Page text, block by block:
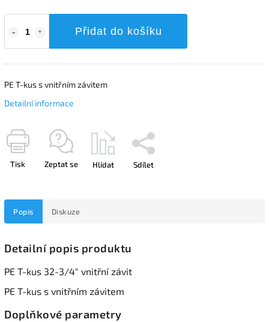
Přidat do košíku
PE T-kus s vnitřním závitem
Detailní informace
Tisk Zeptat se Hlídat Sdílet
Popis Diskuze
Detailní popis produktu
PE T-kus 32-3/4" vnitřní závit
PE T-kus s vnitřním závitem
Doplňkové parametry